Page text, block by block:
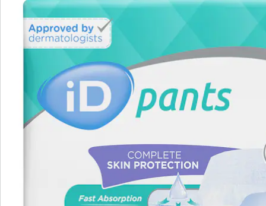
Voor een actief dagelijks leven
vloeistofdicht wegwerpbroekje
met meerlaags absorberend kussen en
lekbescherming
geurremmend
ademend
ook geschikt voor ernstige blaaszwakte
goedgekeurd medisch product
verkrijgbaar in drie maten (S, M, L)
inhoud: 14 stuks
Als u graag op stap gaat?
Ook met zware incontinentie hoeft u wandelingen,